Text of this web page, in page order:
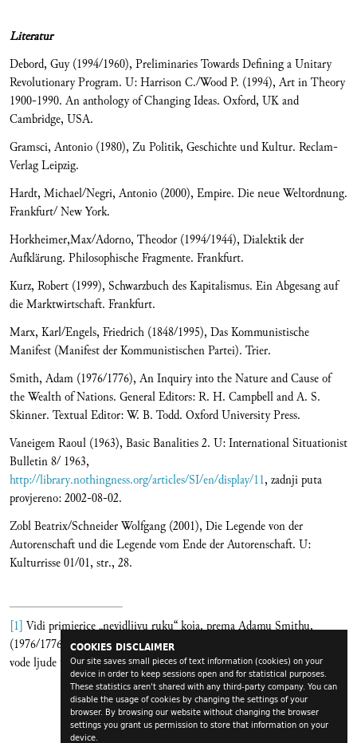
COOKIES DISCLAIMER
Our site saves small pieces of text information (cookies) on your
device in order to keep sessions open and for statistical purposes.
These statistics aren't shared with any third-party company. You can
disable the usage of cookies by changing the settings of your
browser. By browsing our website without changing the browser
settings you grant us permission to store that information on your
device.
Literatur
Debord, Guy (1994/1960), Preliminaries Towards Defining a Unitary
Revolutionary Program. U: Harrison C./Wood P. (1994), Art in Theory
1900-1990. An anthology of Changing Ideas. Oxford, UK and
Cambridge, USA.
Gramsci, Antonio (1980), Zu Politik, Geschichte und Kultur. Reclam-
Verlag Leipzig.
Hardt, Michael/Negri, Antonio (2000), Empire. Die neue Weltordnung.
Frankfurt/ New York.
Horkheimer,Max/Adorno, Theodor (1994/1944), Dialektik der
Aufklärung. Philosophische Fragmente. Frankfurt.
Kurz, Robert (1999), Schwarzbuch des Kapitalismus. Ein Abgesang auf
die Marktwirtschaft. Frankfurt.
Marx, Karl/Engels, Friedrich (1848/1995), Das Kommunistische
Manifest (Manifest der Kommunistischen Partei). Trier.
Smith, Adam (1976/1776), An Inquiry into the Nature and Cause of
the Wealth of Nations. General Editors: R. H. Campbell and A. S.
Skinner. Textual Editor: W. B. Todd. Oxford University Press.
Vaneigem Raoul (1963), Basic Banalities 2. U: International Situationist
Bulletin 8/ 1963,
http://library.nothingness.org/articles/SI/en/display/11, zadnji puta
provjereno: 2002-08-02.
Zobl Beatrix/Schneider Wolfgang (2001), Die Legende von der
Autorenschaft und die Legende vom Ende der Autorenschaft. U:
Kulturrisse 01/01, str., 28.
[1] Vidi primjerice „nevidljivu ruku“ koja, prema Adamu Smithu,
(1976/1776., str., 456) tako upravlja svijetom da egoisticne teznje nuzno
vode ljude u pravcu opceg blagostanja.